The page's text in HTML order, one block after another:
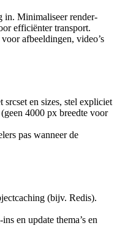
in. Minimaliseer render-
efficiënter transport.
afbeeldingen, video’s
en sizes, stel expliciet
4000 px breedte voor
pas wanneer de
(bijv. Redis).
en update thema’s en